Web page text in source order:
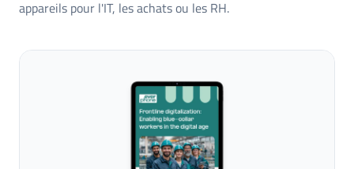
appareils pour l'IT, les achats ou les RH.